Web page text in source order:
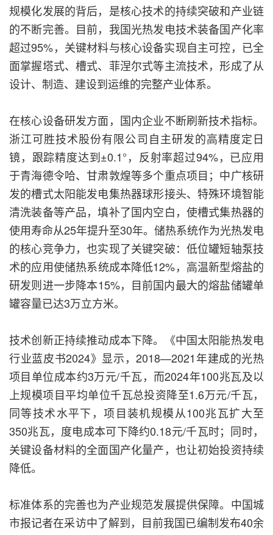
规模化发展的背后，是核心技术的持续突破和产业链
的不断完善。目前，我国光热发电技术装备国产化率
超过95%，关键材料与核心设备实现自主可控，已全
面掌握塔式、槽式、菲涅尔式等主流技术，形成了从
设计、制造、建设到运维的完整产业体系。
在核心设备研发方面，国内企业不断刷新技术指标。
浙江可胜技术股份有限公司自主研发的高精度定日
镜，跟踪精度达到±0.1°，反射率超过94%，已应用
于青海德令哈、甘肃敦煌等多个重点项目；中广核研
发的槽式太阳能发电集热器球形接头、特殊环境智能
清洗装备等产品，填补了国内空白，使槽式集热器的
使用寿命从25年提升至30年。储热系统作为光热发电
的核心竞争力，也实现了关键突破：低位罐短轴泵技
术的应用使储热系统成本降低12%，高温新型熔盐的
研发则进一步降本15%，目前国内最大的熔盐储罐单
罐容量已达3万立方米。
技术创新正持续推动成本下降。《中国太阳能热发电
行业蓝皮书2024》显示，2018—2021年建成的光热
项目单位成本约3万元/千瓦，而2024年100兆瓦及以
上规模项目平均单位千瓦总投资降至1.6万元/千瓦，
同等技术水平下，项目装机规模从100兆瓦扩大至
350兆瓦，度电成本可下降约0.18元/千瓦时；同时，
关键设备材料的全面国产化量产，也让初始投资持续
降低。
标准体系的完善也为产业规范发展提供保障。中国城
市报记者在采访中了解到，目前我国已编制发布40余